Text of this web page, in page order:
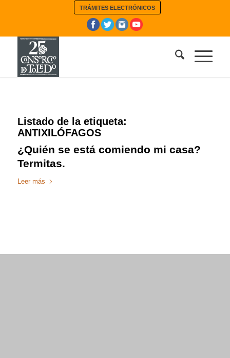
TRÁMITES ELECTRÓNICOS
Listado de la etiqueta:
ANTIXILÓFAGOS
¿Quién se está comiendo mi casa?
Termitas.
Leer más